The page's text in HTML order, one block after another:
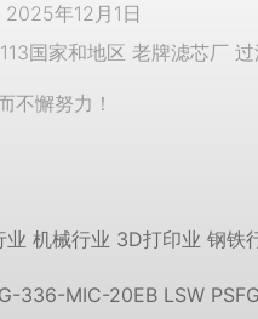
年12月1日
国家和地区 老牌滤芯厂
不懈努力！
业 机械行业 3D打印业 钢铁
336-MIC-20EB LSW